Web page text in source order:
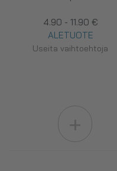
4.90 - 11.90 €
ALETUOTE
Useita vaihtoehtoja